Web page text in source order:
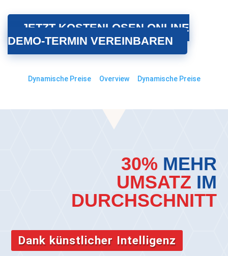
JETZT KOSTENLOSEN ONLINE
DEMO-TERMIN VEREINBAREN
Dynamische Preise Overview Dynamische Preise
30% MEHR
UMSATZ IM
DURCHSCHNITT
Dank künstlicher Intelligenz